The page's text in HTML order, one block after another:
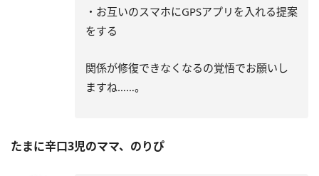
・お互いのスマホにGPSアプリを入れる提案
をする
関係が修復できなくなるの覚悟でお願いし
ますね……。
たまに辛口3児のママ、のりぴ